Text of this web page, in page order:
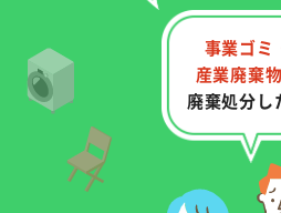
事業ゴミ
産業廃棄物
廃棄処分し